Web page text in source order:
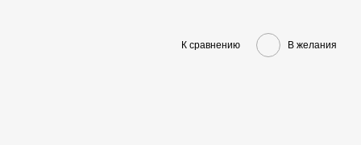
К сравнению В желания